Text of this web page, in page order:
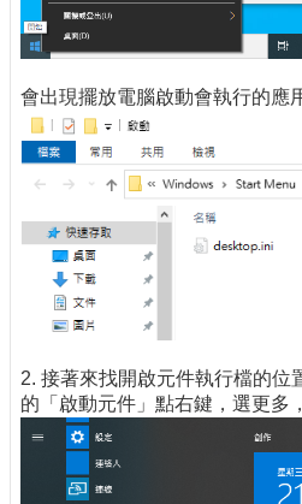
會出現擺放電腦啟動會執行的應
2. 接著來找開啟元件執行檔的位
的「啟動元件」點右鍵，選更多